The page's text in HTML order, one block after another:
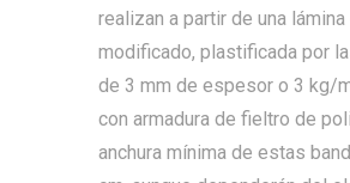
realizan a partir de una
modificado, plastificada por
de 3 mm de espesor o 3 kg/
con armadura de fieltro de
anchura mínima de estas